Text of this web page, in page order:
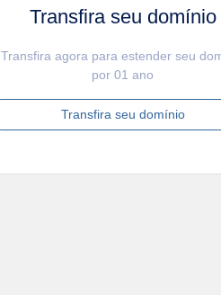
Transfira seu domínio
Transfira agora para estender seu
por 01 ano
Transfira seu domínio